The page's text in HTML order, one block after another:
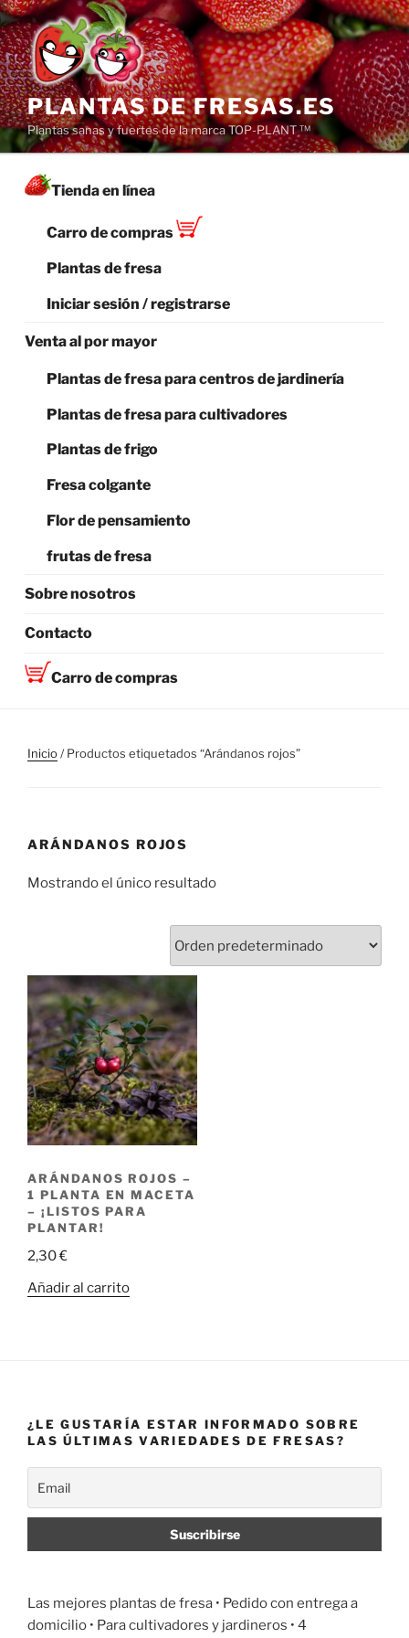
Saltar
al
contenido
PLANTAS DE FRESAS.ES
Plantas sanas y fuertes de la marca TOP-PLANT ™
Tienda en línea
Carro de compras
Plantas de fresa
Iniciar sesión / registrarse
Venta al por mayor
Plantas de fresa para centros de jardinería
Plantas de fresa para cultivadores
Plantas de frigo
Fresa colgante
Flor de pensamiento
frutas de fresa
Sobre nosotros
Contacto
Carro de compras
Inicio/ Productos etiquetados “Arándanos rojos”
ARÁNDANOS ROJOS
Mostrando el único resultado
ARÁNDANOS ROJOS –
1 PLANTA EN MACETA
– ¡LISTOS PARA
PLANTAR!
2,30€
Añadir al carrito
¿LE GUSTARÍA ESTAR INFORMADO SOBRE
LAS ÚLTIMAS VARIEDADES DE FRESAS?
Las mejores plantas de fresa • Pedido con entrega a
domicilio • Para cultivadores y jardineros • 4